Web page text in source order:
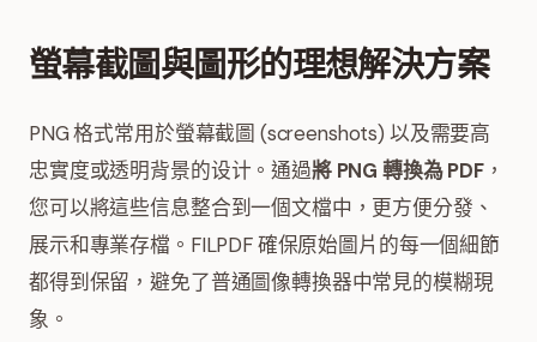
螢幕截圖與圖形的理想解決方案
PNG 格式常用於螢幕截圖 (screenshots) 以及需要高
忠實度或透明背景的设计。通過將 PNG 轉換為 PDF，
您可以將這些信息整合到一個文檔中，更方便分發、
展示和專業存檔。FILPDF 確保原始圖片的每一個細節
都得到保留，避免了普通圖像轉換器中常見的模糊現
象。